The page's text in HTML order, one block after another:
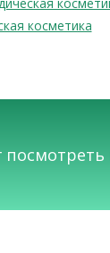
косметика